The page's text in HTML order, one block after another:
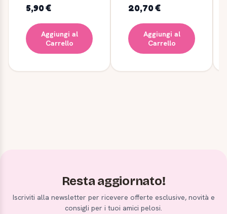
5,90 €
Aggiungi al
Carrello
20,70 €
Aggiungi al
Carrello
Resta aggiornato!
Iscriviti alla newsletter per ricevere offerte esclusive, novità e
consigli per i tuoi amici pelosi.